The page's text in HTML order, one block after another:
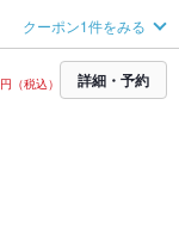
クーポン1件をみる
円（税込） 詳細・予約